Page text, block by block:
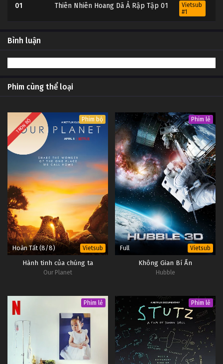
01 Thiên Nhiên Hoang Dã Ả Rập Tập 01
Vietsub
#1
Bình luận
Phim cùng thể loại
TRỌN BỘ Phim bộ
Hoàn Tất (8/8) Vietsub
Hành tinh của chúng ta
Our Planet
Phim lẻ
Full Vietsub
Không Gian Bí Ẩn
Hubble
Phim lẻ Phim lẻ